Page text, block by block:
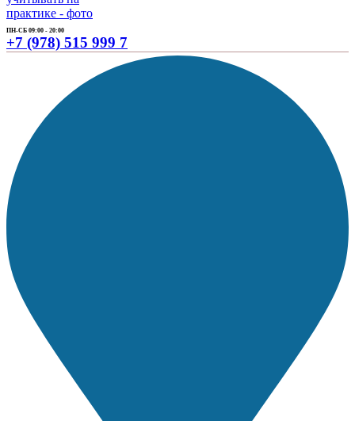
ПН-СБ 09:00 - 20:00
+7 (978) 515 999 7